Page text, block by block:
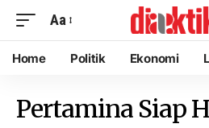
Aa
Home Politik Ekonomi
Pertamina Siap